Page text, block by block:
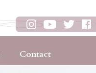
Contact